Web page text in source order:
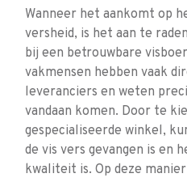
Wanneer het aankomt op
versheid, is het aan te
bij een betrouwbare
vakmensen hebben vaak
leveranciers en weten
vandaan komen. Door te
gespecialiseerde winkel,
de vis vers gevangen is en
kwaliteit is. Op deze